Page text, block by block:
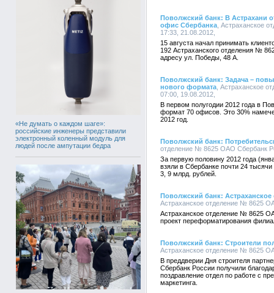
«Не думать о каждом шаге»:
российские инженеры представили
электронный коленный модуль для
людей после ампутации бедра
Поволжский банк: В Астрахани
офис Сбербанка , Астраханское
17:33, 21.08.2012,
15 августа начал принимать
192 Астраханского отделения №
адресу ул. Победы, 48 А.
Поволжский банк: Задача –
нового формата , Астраханское
07:00, 19.08.2012,
В первом полугодии 2012 года в
формат 70 офисов. Это 30%
2012 год.
Поволжский банк:
отделение № 8625 ОАО Сбербанк
За первую половину 2012 года
взяли в Сбербанке почти 24
3, 9 млрд. рублей.
Поволжский банк:
Астраханское отделение № 8625
Астраханское отделение № 8625
проект переформатирования
Поволжский банк: Строители
Астраханское отделение № 8625
В преддверии Дня строителя
Сбербанк России получили
поздравление отдел по работе с
маркетинга.